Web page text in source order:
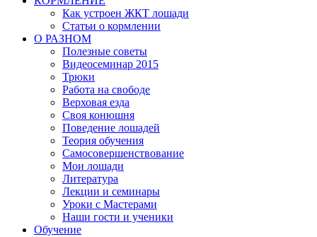
Как устроен ЖКТ лошади
Статьи о кормлении
О РАЗНОМ
Полезные советы
Видеосеминар 2015
Трюки
Работа на свободе
Верховая езда
Своя конюшня
Поведение лошадей
Теория обучения
Самосовершенствование
Мои лошади
Литература
Лекции и семинары
Уроки с Мастерами
Наши гости и ученики
Обучение